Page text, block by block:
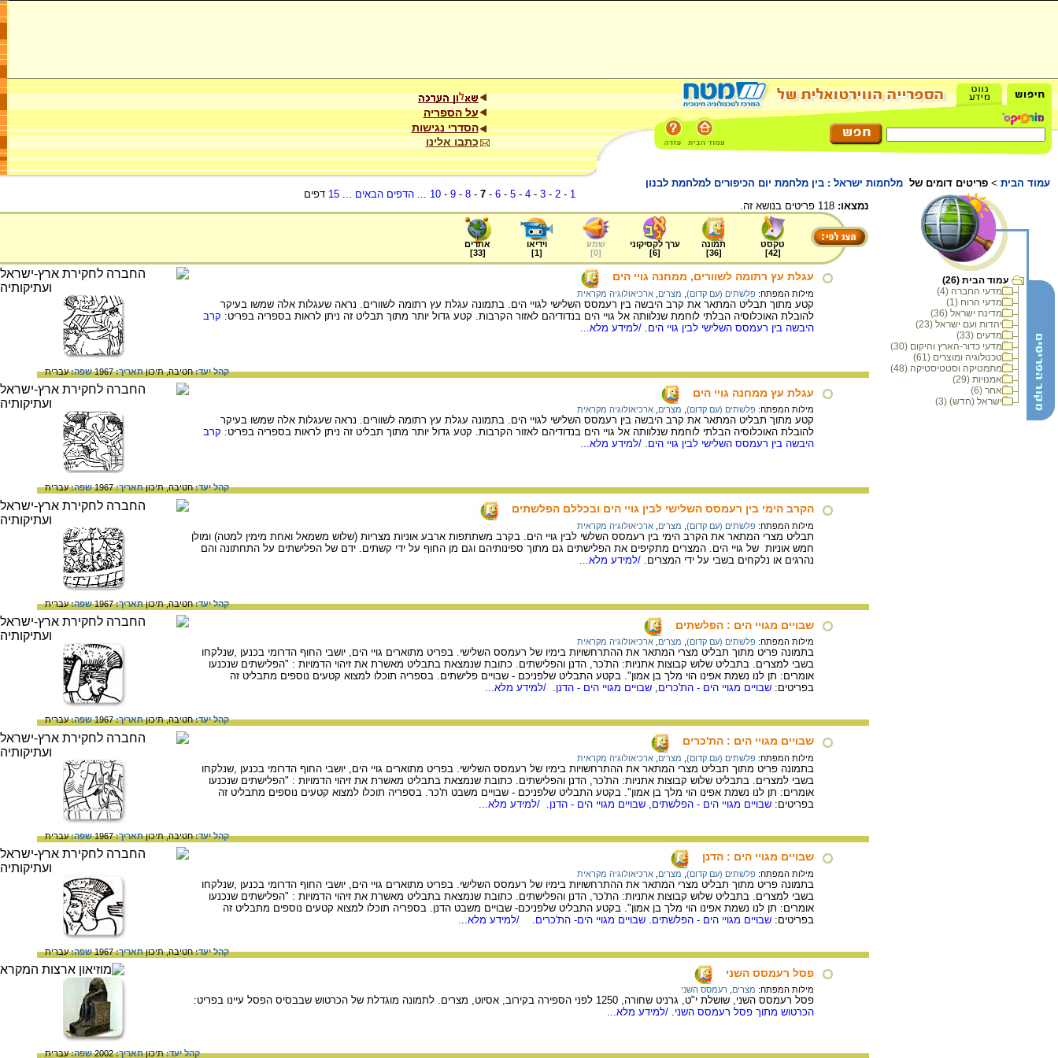
על הספריה
הסדרי נגישות
כתבו אלינו
עמוד הבית > פריטים דומים של מלחמות ישראל : בין מלחמת יום הכיפורים למלחמת לבנון
עמוד הבית (26)
מדעי החברה (4)
מדעי הרוח (1)
מדינת ישראל (36)
יהדות ועם ישראל (23)
מדעים (33)
מדעי כדור-הארץ והיקום (30)
טכנולוגיה ומוצרים (61)
מתמטיקה וסטטיסטיקה (48)
אמנויות (29)
אחר (6)
ישראל (חדש) (3)
1
-
2
-
3
-
4
-
5
-
6
-
7
-
8
-
9
-
10
...הדפים הבאים ...
15 דפים
נמצאו:
טקסט
[
42
]
תמונה
[
36
]
ערך לקסיקוני
[
6
]
שמע
[
0
]
וידיאו
[
1
]
אתרים
[
33
]
עגלת עץ רתומה לשוורים, ממחנה גויי הים
מילות המפתח: פלשתים (עם קדום) מצרים ארכיאולוגיה מקראית
קטע מתוך תבליט המתאר את קרב היבשה בין רעמסס השלישי לגויי הים. בתמונה עגלת עץ רתומה לשוורים. נראה שעגלות אלה שמשו בעיקר
להובלת האוכלוסיה הבלתי לוחמת שנלוותה אל גויי הים בנדודיהם לאזור הקרבות. קטע גדול יותר מתוך תבליט זה ניתן לראות בספריה בפריט: קרב
היבשה בין רעמסס השלישי לבין גויי הים. /למידע מלא...
קהל יעד:חטיבה,תיכוןתאריך:1967 שפה:עברית
עגלת עץ ממחנה גויי הים
מילות המפתח: פלשתים (עם קדום) מצרים ארכיאולוגיה מקראית
קטע מתוך תבליט המתאר את קרב היבשה בין רעמסס השלישי לגויי הים. בתמונה עגלת עץ רתומה לשוורים. נראה שעגלות אלה שמשו בעיקר
להובלת האוכלוסיה הבלתי לוחמת שנלוותה אל גויי הים בנדודיהם לאזור הקרבות. קטע גדול יותר מתוך תבליט זה ניתן לראות בספריה בפריט: קרב
היבשה בין רעמסס השלישי לבין גויי הים. /למידע מלא...
קהל יעד:חטיבה,תיכוןתאריך:1967 שפה:עברית
הקרב הימי בין רעמסס השלישי לבין גויי הים ובכללם הפלשתים
מילות המפתח: פלשתים (עם קדום) מצרים ארכיאולוגיה מקראית
תבליט מצרי המתאר את הקרב הימי בין רעמסס השלשי לבין גויי הים. בקרב משתתפות ארבע אוניות מצריות (שלוש משמאל ואחת מימין למטה) ומולן
חמש אוניות של גויי הים. המצרים מתקיפים את הפלישתים גם מתוך ספינותיהם וגם מן החוף על ידי קשתים. ידם של הפלישתים על התחתונה והם
נהרגים או נלקחים בשבי על ידי המצרים. /למידע מלא...
קהל יעד:חטיבה,תיכוןתאריך:1967 שפה:עברית
שבויים מגויי הים : הפלשתים
מילות המפתח: פלשתים (עם קדום) מצרים ארכיאולוגיה מקראית
בתמונה פריט מתוך תבליט מצרי המתאר את ההתרחשויות בימיו של רעמסס השלישי. בפריט מתוארים גויי הים, יושבי החוף הדרומי בכנען ,שנלקחו
בשבי למצרים. בתבליט שלוש קבוצות אתניות: הת'כר, הדנן והפלישתים. כתובת שנמצאת בתבליט מאשרת את זיהוי הדמויות : "הפלישתים שנכנעו
אומרים: תן לנו נשמת אפינו הוי מלך בן אמון". בקטע התבליט שלפניכם - שבויים פלישתים. בספריה תוכלו למצוא קטעים נוספים מתבליט זה
בפריטים: שבויים מגויי הים - הת'כרים, שבויים מגויי הים - הדנן. /למידע מלא...
קהל יעד:חטיבה,תיכוןתאריך:1967 שפה:עברית
שבויים מגויי הים : הת'כרים
מילות המפתח: פלשתים (עם קדום) מצרים ארכיאולוגיה מקראית
בתמונה פריט מתוך תבליט מצרי המתאר את ההתרחשויות בימיו של רעמסס השלישי. בפריט מתוארים גויי הים, יושבי החוף הדרומי בכנען ,שנלקחו
בשבי למצרים. בתבליט שלוש קבוצות אתניות: הת'כר, הדנן והפלישתים. כתובת שנמצאת בתבליט מאשרת את זיהוי הדמויות : "הפלישתים שנכנעו
אומרים: תן לנו נשמת אפינו הוי מלך בן אמון". בקטע התבליט שלפניכם - שבויים משבט ת'כר. בספריה תוכלו למצוא קטעים נוספים מתבליט זה
בפריטים: שבויים מגויי הים - הפלשתים שבויים מגויי הים - הדנן /למידע מלא...
קהל יעד:חטיבה,תיכוןתאריך:1967 שפה:עברית
שבויים מגויי הים : הדנן
מילות המפתח: פלשתים (עם קדום) מצרים ארכיאולוגיה מקראית
בתמונה פריט מתוך תבליט מצרי המתאר את ההתרחשויות בימיו של רעמסס השלישי. בפריט מתוארים גויי הים, יושבי החוף הדרומי בכנען ,שנלקחו
בשבי למצרים. בתבליט שלוש קבוצות אתניות: הת'כר, הדנן והפלישתים. כתובת שנמצאת בתבליט מאשרת את זיהוי הדמויות : "הפלישתים שנכנעו
אומרים: תן לנו נשמת אפינו הוי מלך בן אמון". בקטע התבליט שלפניכם- שבויים משבט הדנן. בספריה תוכלו למצוא קטעים נוספים מתבליט זה
בפריטים: שבויים מגויי הים - הפלשתים שבויים מגויי הים- הת'כרים /למידע מלא...
קהל יעד:חטיבה,תיכוןתאריך:1967 שפה:עברית
פסל רעמסס השני
מילות המפתח: מצרים רעמסס השני
פסל רעמסס השני, שושלת י"ט, גרניט שחורה, 1250 לפני הספירה בקירוב, אסיוט, מצרים. לתמונה מוגדלת של הכרטוש שבבסיס הפסל עיינו בפריט:
הכרטוש מתוך פסל רעמסס השני. /למידע מלא...
קהל יעד:תיכוןתאריך:2002 שפה:עברית